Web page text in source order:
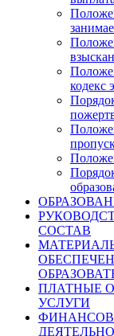
кодекс
СОСТАВ
ПЛАТНЫЕ
УСЛУГИ